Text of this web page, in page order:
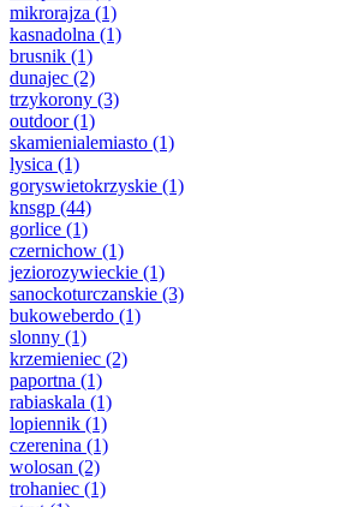
mikrorajza (1)
kasnadolna (1)
brusnik (1)
dunajec (2)
trzykorony (3)
outdoor(1)
skamienialemiasto (1)
lysica (1)
goryswietokrzyskie (1)
knsgp (44)
gorlice (1)
czernichow (1)
jeziorozywieckie (1)
sanockoturczanskie (3)
bukoweberdo (1)
slonny (1)
krzemieniec (2)
paportna (1)
rabiaskala (1)
lopiennik (1)
czerenina (1)
wolosan (2)
trohaniec (1)